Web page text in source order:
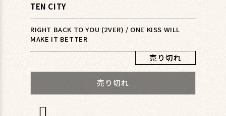
ル
で
メ
デ
を
く
TEN CITY
RIGHT BACK TO YOU (2VER) / ONE KISS WILL
MAKE IT BETTER
売り切れ
売り切れ